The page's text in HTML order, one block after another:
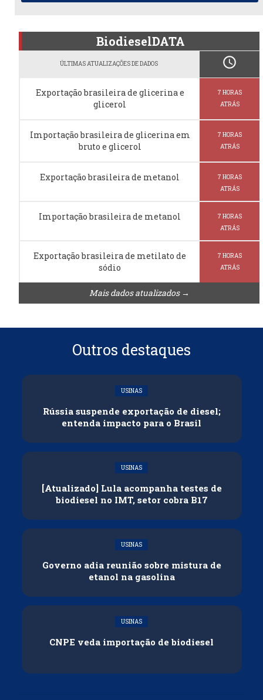
BiodieselDATA
ÚLTIMAS ATUALIZAÇÕES DE DADOS schedule
Exportação brasileira de glicerina e
glicerol
7 HORAS
ATRÁS
Importação brasileira de glicerina em
bruto e glicerol
7 HORAS
ATRÁS
Exportação brasileira de metanol
7 HORAS
ATRÁS
Importação brasileira de metanol
7 HORAS
ATRÁS
Exportação brasileira de metilato de
sódio
7 HORAS
ATRÁS
Mais dados atualizados →
Outros destaques
USINAS
Rússia suspende exportação de diesel;
entenda impacto para o Brasil
USINAS
[Atualizado] Lula acompanha testes de
biodiesel no IMT, setor cobra B17
USINAS
Governo adia reunião sobre mistura de
etanol na gasolina
USINAS
CNPE veda importação de biodiesel